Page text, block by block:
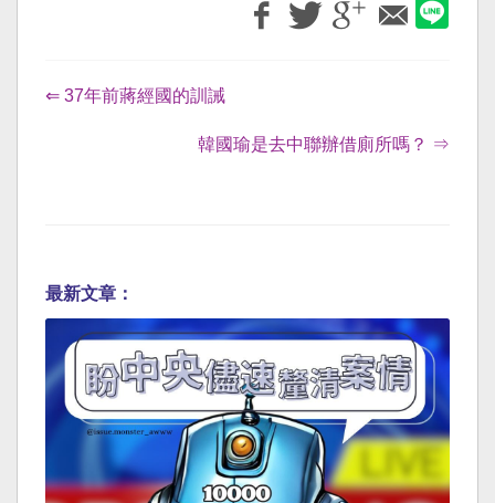
⇐ 37年前蔣經國的訓誡
韓國瑜是去中聯辦借廁所嗎？ ⇒
最新文章：